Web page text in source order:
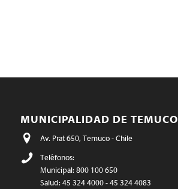
MUNICIPALIDAD DE TEMUCO
Av. Prat 650, Temuco - Chile
Teléfonos:
Municipal: 800 100 650
Salud: 45 324 4000 - 45 324 4083